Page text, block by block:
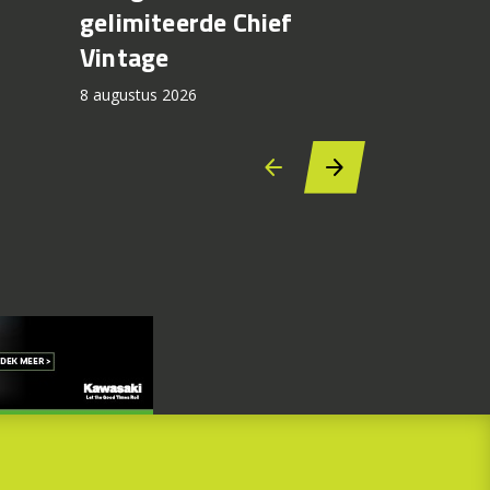
gelimiteerde Chief
Vintage
8 augustus 2026